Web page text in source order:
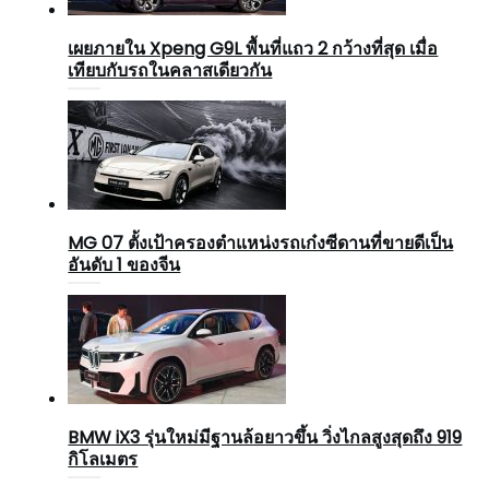
เผยภายใน Xpeng G9L พื้นที่แถว 2 กว้างที่สุด เมื่อ
เทียบกับรถในคลาสเดียวกัน
MG 07 ตั้งเป้าครองตำแหน่งรถเก๋งซีดานที่ขายดีเป็น
อันดับ 1 ของจีน
BMW iX3 รุ่นใหม่มีฐานล้อยาวขึ้น วิ่งไกลสูงสุดถึง 919
กิโลเมตร